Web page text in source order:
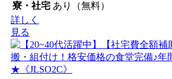
寮・社宅 あり（無料）
詳しく
見る